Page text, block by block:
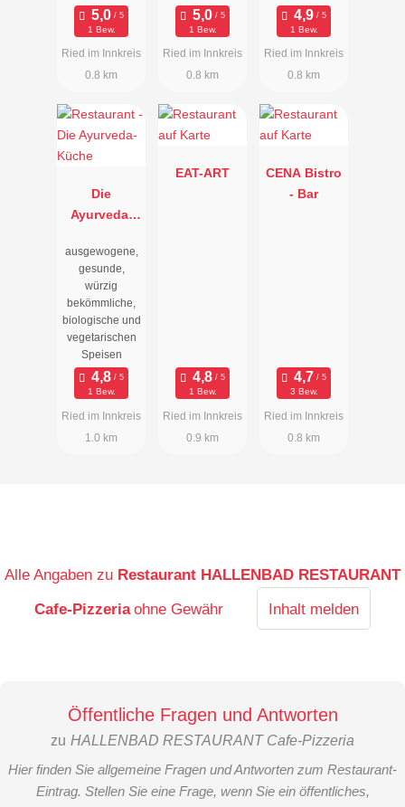
1 Bew.
Ried im Innkreis
0.8 km
1 Bew.
Ried im Innkreis
0.8 km
1 Bew.
Ried im Innkreis
0.8 km
Die
Ayurveda-
ausgewogene,
gesunde,
würzig
bekömmliche,
biologische und
vegetarischen
Speisen
1 Bew.
Ried im Innkreis
1.0 km
EAT-ART
1 Bew.
Ried im Innkreis
0.9 km
CENA Bistro
- Bar
3 Bew.
Ried im Innkreis
0.8 km
Alle Angaben zu Restaurant HALLENBAD RESTAURANT
Cafe-Pizzeria ohne Gewähr Inhalt melden
Öffentliche Fragen und Antworten
zu HALLENBAD RESTAURANT Cafe-Pizzeria
Hier finden Sie allgemeine Fragen und Antworten zum Restaurant-
Eintrag. Stellen Sie eine Frage, wenn Sie ein öffentliches,